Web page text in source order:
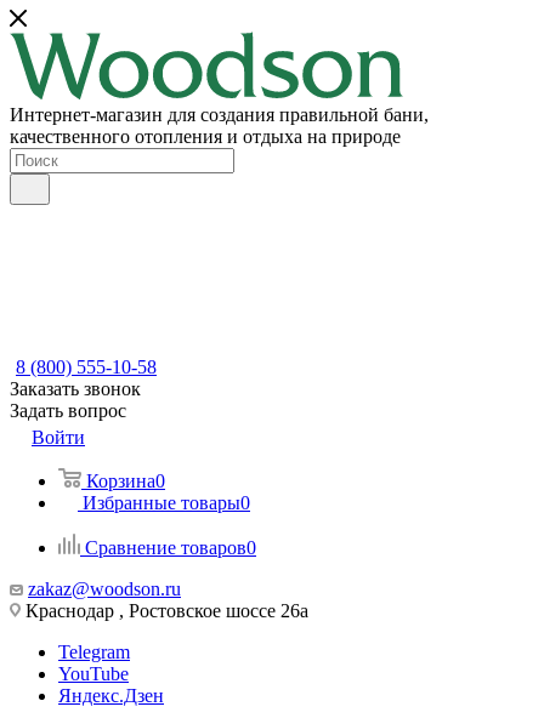
Интернет-магазин для создания правильной бани,
качественного отопления и отдыха на природе
8 (800) 555-10-58
Заказать звонок
Задать вопрос
Войти
Корзина0
Избранные товары0
Сравнение товаров0
zakaz@woodson.ru
Краснодар , Ростовское шоссе 26а
Telegram
YouTube
Яндекс.Дзен